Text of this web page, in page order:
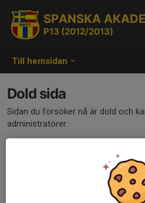
Till hemsidan
SPANSKA
P13 (2012/2013)
Dold sida
Sidan du försöker nå är dold och
administratörer.